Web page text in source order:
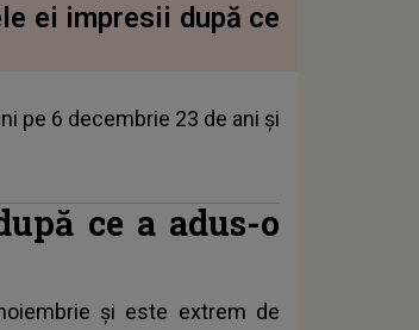
ei impresii după ce
pe 6 decembrie 23 de ani și
ce a adus-o
și este extrem de